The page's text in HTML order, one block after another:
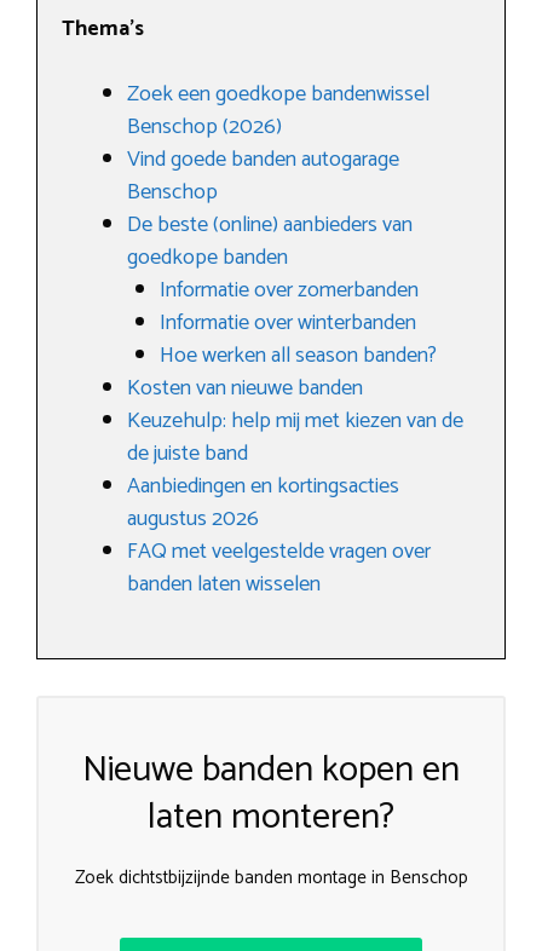
Thema’s
Zoek een goedkope bandenwissel
Benschop (2026)
Vind goede banden autogarage
Benschop
De beste (online) aanbieders van
goedkope banden
Informatie over zomerbanden
Informatie over winterbanden
Hoe werken all season banden?
Kosten van nieuwe banden
Keuzehulp: help mij met kiezen van de
de juiste band
Aanbiedingen en kortingsacties
augustus 2026
FAQ met veelgestelde vragen over
banden laten wisselen
Nieuwe banden kopen en
laten monteren?
Zoek dichtstbijzijnde banden montage in Benschop